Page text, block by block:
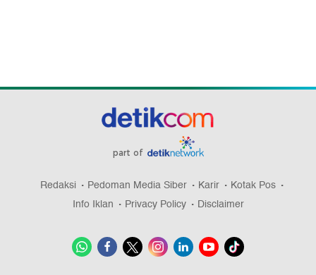
part of
Redaksi Pedoman Media Siber Karir
Kotak Pos
Info Iklan
Privacy Policy Disclaimer